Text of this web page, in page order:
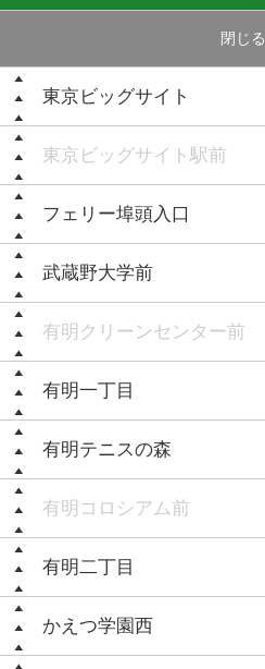
閉じる
東京ビッグサイト
東京ビッグサイト駅前
フェリー埠頭入口
武蔵野大学前
有明クリーンセンター前
有明一丁目
有明テニスの森
有明コロシアム前
有明二丁目
かえつ学園西